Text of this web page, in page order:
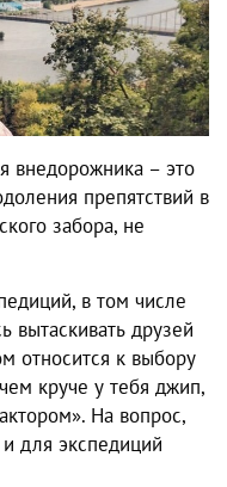
внедорожника – это
препятствий в
забора, не
в том числе
вытаскивать друзей
относится к выбору
круче у тебя джип,
На вопрос,
для экспедиций